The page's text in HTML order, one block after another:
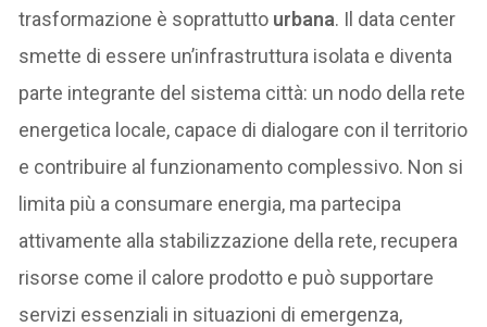
trasformazione è soprattutto urbana. Il data center
smette di essere un’infrastruttura isolata e diventa
parte integrante del sistema città: un nodo della rete
energetica locale, capace di dialogare con il territorio
e contribuire al funzionamento complessivo. Non si
limita più a consumare energia, ma partecipa
attivamente alla stabilizzazione della rete, recupera
risorse come il calore prodotto e può supportare
servizi essenziali in situazioni di emergenza,